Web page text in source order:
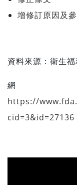
增修訂原因及
資料來源： 衛生
https://
cid=3&id=27136